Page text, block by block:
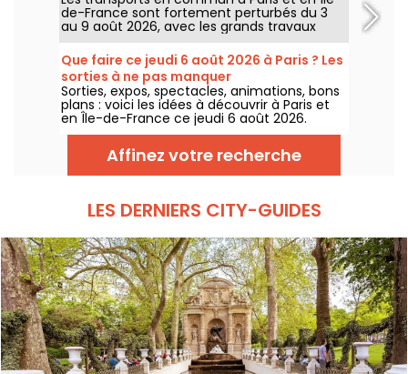
de-France sont fortement perturbés du 3
au 9 août 2026, avec les grands travaux
d'été qui impactent très durement
certaines lignes, selon la RATP et SNCF.
Que faire ce jeudi 6 août 2026 à Paris ? Les
sorties à ne pas manquer
Sorties, expos, spectacles, animations, bons
plans : voici les idées à découvrir à Paris et
en Île-de-France ce jeudi 6 août 2026.
Affinez votre recherche
LES DERNIERS CITY-GUIDES